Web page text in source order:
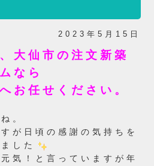
2023年5月15日
大仙市の注文新築
なら
お任せください。
。
が日頃の感謝の気持ちを
した
気！と言っていますが年